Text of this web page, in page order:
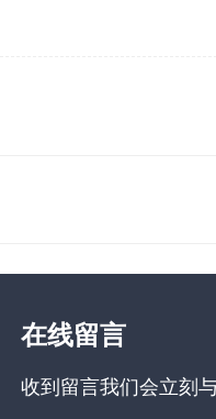
在线留言
收到留言我们会立刻与